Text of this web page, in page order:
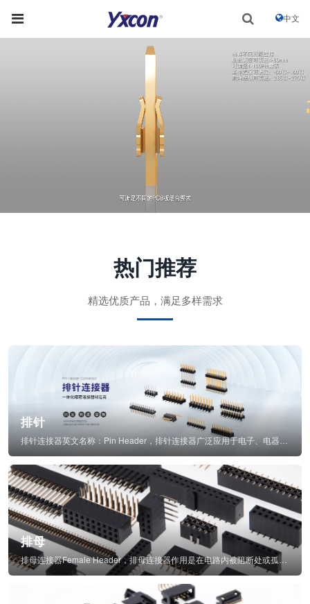
中文
热门推荐
精选优质产品，满足多样需求
排针
排母
排母连接器Female Header，排母连接器作用是在电路内被阻断处或孤立不通...